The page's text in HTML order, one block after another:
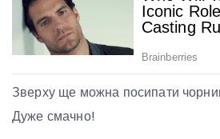
Зверху ще можна посипати
Дуже смачно!